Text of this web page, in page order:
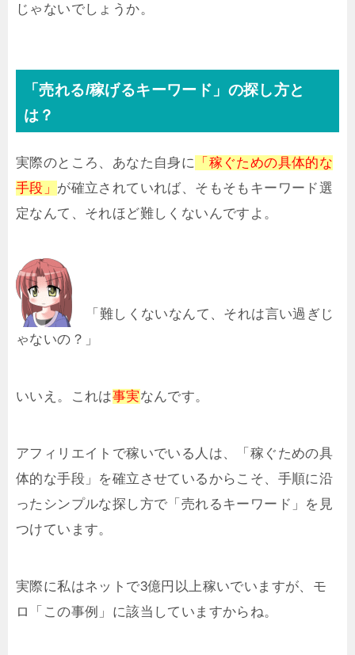
じゃないでしょうか。
「売れる/稼げるキーワード」の探し方と
は？
実際のところ、あなた自身に
「稼ぐための具体的な
手段」 が確立されていれば、そもそもキーワード選
定なんて、それほど難しくないんですよ。
「難しくないなんて、それは言い過ぎじ
ゃないの？」
いいえ。これは事実なんです。
アフィリエイトで稼いでいる人は、「稼ぐための具
体的な手段」を確立させているからこそ、手順に沿
ったシンプルな探し方で「売れるキーワード」を見
つけています。
実際に私はネットで3億円以上稼いでいますが、モ
ロ「この事例」に該当していますからね。